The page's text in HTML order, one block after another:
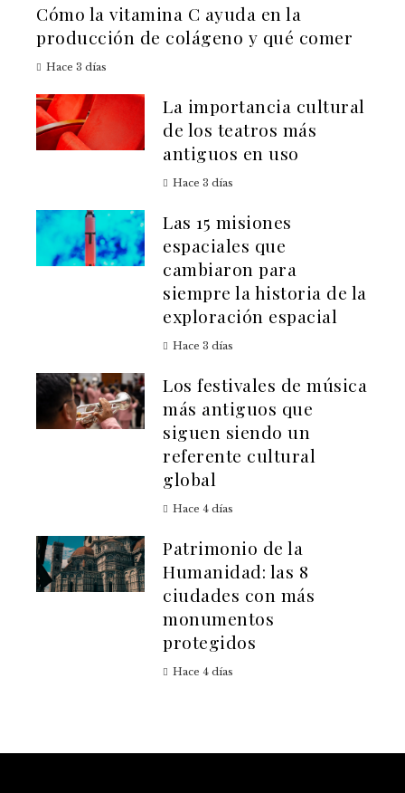
Cómo la vitamina C ayuda en la
producción de colágeno y qué comer
Hace 3 días
La importancia cultural
de los teatros más
antiguos en uso
Hace 3 días
Las 15 misiones
espaciales que
cambiaron para
siempre la historia de la
exploración espacial
Hace 3 días
Los festivales de música
más antiguos que
siguen siendo un
referente cultural
global
Hace 4 días
Patrimonio de la
Humanidad: las 8
ciudades con más
monumentos
protegidos
Hace 4 días